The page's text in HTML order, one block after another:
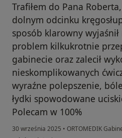
Trafiłem do Pana
dolnym odcinku
sposób klarowny
problem kilkukrotnie
gabinecie oraz zalecił
nieskomplikowanych
wyraźne polepszenie,
łydki spowodowane
Polecam w 100%
30 września 2025 • ORTOMEDIK